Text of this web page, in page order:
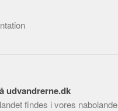
udvandrerne.dk
findes i vores nabolande